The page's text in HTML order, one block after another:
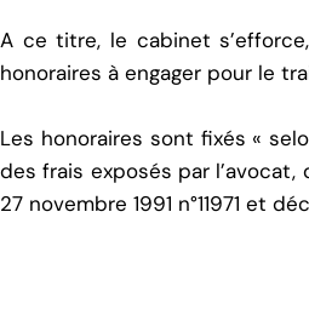
A ce titre, le cabinet
honoraires à engager pour le
Les honoraires sont fixés «
des frais exposés par
27 novembre 1991 n°11971 et